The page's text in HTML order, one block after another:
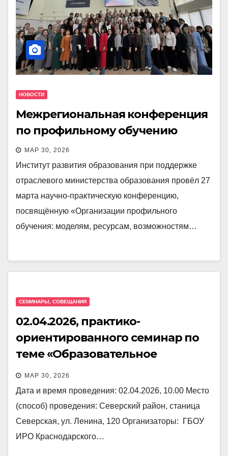
НОВОСТИ
Межрегиональная конференция
по профильному обучению
МАР 30, 2026
Институт развития образования при поддержке
отраслевого министерства образования провёл 27
марта научно-практическую конференцию,
посвящённую «Организации профильного
обучения: моделям, ресурсам, возможностям…
СЕМИНАРЫ, СОВЕЩАНИЯ
02.04.2026, практико-
ориентированного семинар по
теме «Образовательное
партнерство вуза и школы:
возможности взаимодействия»
МАР 30, 2026
Дата и время проведения: 02.04.2026, 10.00 Место
(способ) проведения: Северский район, станица
Северская, ул. Ленина, 120 Организаторы: ГБОУ
ИРО Краснодарского…